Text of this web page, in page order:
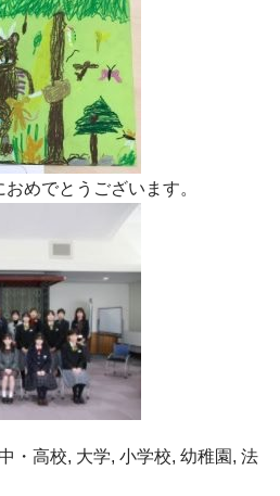
めでとうございます。
・高校, 大学, 小学校, 幼稚園 , 法